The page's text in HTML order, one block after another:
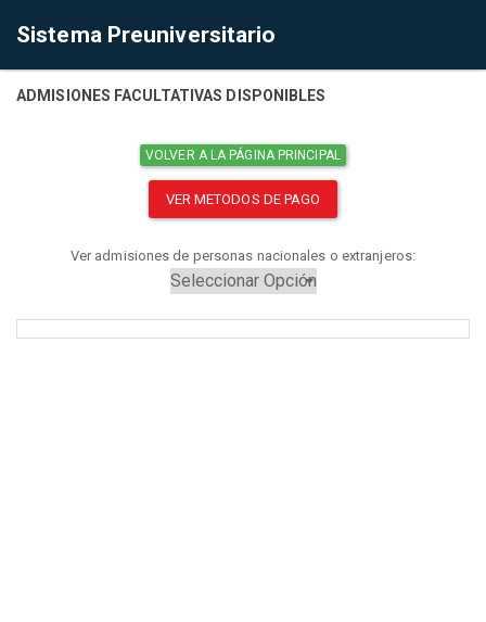
Sistema Preuniversitario
ADMISIONES FACULTATIVAS DISPONIBLES
VOLVER A LA PÁGINA PRINCIPAL
VER METODOS DE PAGO
Ver admisiones de personas nacionales o extranjeros: